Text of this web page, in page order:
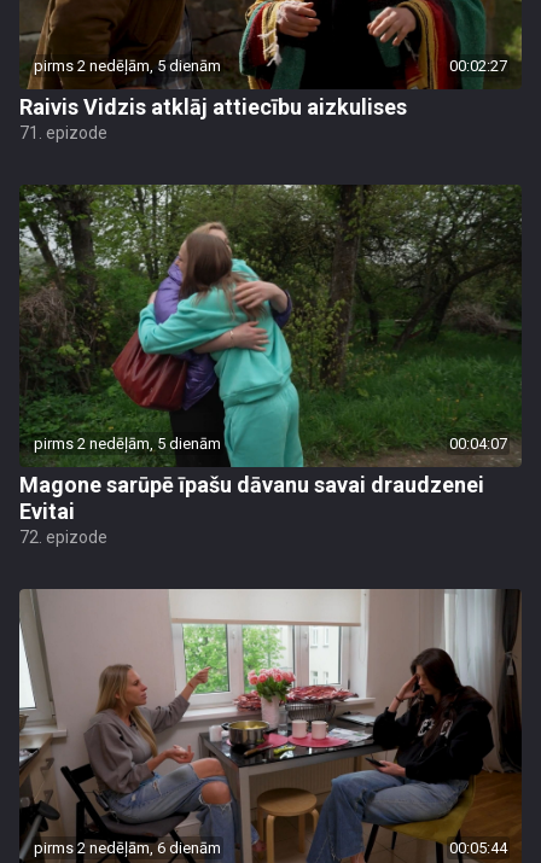
pirms 2 nedēļām, 5 dienām 00:02:27
Raivis Vidzis atklāj attiecību aizkulises
71. epizode
pirms 2 nedēļām, 5 dienām 00:04:07
Magone sarūpē īpašu dāvanu savai draudzenei
Evitai
72. epizode
pirms 2 nedēļām, 6 dienām 00:05:44